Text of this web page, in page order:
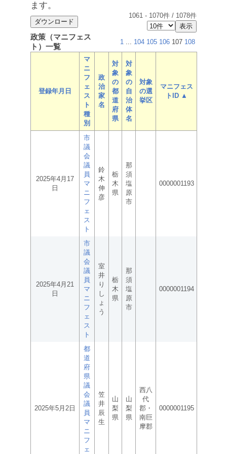
ます。
1061 - 1070件 / 1078件
政策（マニフェス
ト）一覧
1 ... 104 105 106 107 108
登録年月日
マ
ニ
フ
ェ
ス
ト
種
別
政
治
家
名
対
象
の
都
道
府
県
対
象
の
自
治
体
名
対象
の選
挙区
マニフェス
トID ▲
2025年4月17
日
市
議
会
議
員
マ
ニ
フ
ェ
ス
ト
鈴
木
伸
彦
栃
木
県
那
須
塩
原
市
0000001193
2025年4月21
日
市
議
会
議
員
マ
ニ
フ
ェ
ス
ト
室
井
り
し
ょ
う
栃
木
県
那
須
塩
原
市
0000001194
2025年5月2日
都
道
府
県
議
会
議
員
マ
ニ
フ
ェ
笠
井
辰
生
山
梨
県
山
梨
県
西八
代
郡・
南巨
摩郡
0000001195